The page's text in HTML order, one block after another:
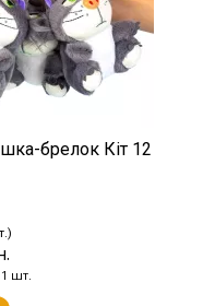
брелок Кіт 12
шт.